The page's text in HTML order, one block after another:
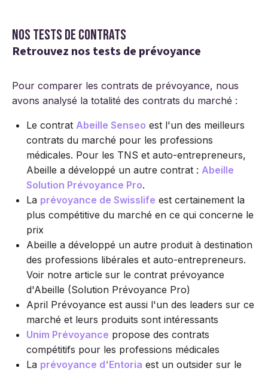
Nos tests de contrats
Retrouvez nos tests de prévoyance
Pour comparer les contrats de prévoyance, nous
avons analysé la totalité des contrats du marché :
Le contrat Abeille Senseo est l'un des meilleurs
contrats du marché pour les professions
médicales. Pour les TNS et auto-entrepreneurs,
Abeille a développé un autre contrat : Abeille
Solution Prévoyance Pro.
La prévoyance de Swisslife est certainement la
plus compétitive du marché en ce qui concerne le
prix
Abeille a développé un autre produit à destination
des professions libérales et auto-entrepreneurs.
Voir notre article sur le contrat prévoyance
d'Abeille (Solution Prévoyance Pro)
April Prévoyance est aussi l'un des leaders sur ce
marché et leurs produits sont intéressants
Unim Prévoyance propose des contrats
compétitifs pour les professions médicales
La prévoyance d'Entoria est un outsider sur le